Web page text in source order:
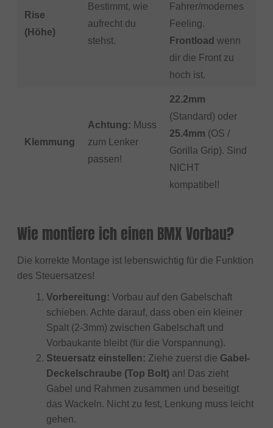
Rise
(Höhe)
Bestimmt, wie
aufrecht du
stehst.
Fahrer/modernes
Feeling.
Frontload wenn
dir die Front zu
hoch ist.
Klemmung
Achtung: Muss
zum Lenker
passen!
22.2mm
(Standard) oder
25.4mm (OS /
Gorilla Grip). Sind
NICHT
kompatibel!
Wie montiere ich einen BMX Vorbau?
Die korrekte Montage ist lebenswichtig für die Funktion
des Steuersatzes!
Vorbereitung: Vorbau auf den Gabelschaft
schieben. Achte darauf, dass oben ein kleiner
Spalt (2-3mm) zwischen Gabelschaft und
Vorbaukante bleibt (für die Vorspannung).
Steuersatz einstellen: Ziehe zuerst die Gabel-
Deckelschraube (Top Bolt) an! Das zieht
Gabel und Rahmen zusammen und beseitigt
das Wackeln. Nicht zu fest, Lenkung muss leicht
gehen.